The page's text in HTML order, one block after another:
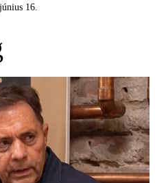
június 16.